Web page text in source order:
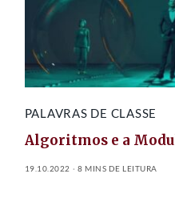
PALAVRAS DE CLASSE
Algoritmos e a
19.10.2022 8 MINS DE LEITURA